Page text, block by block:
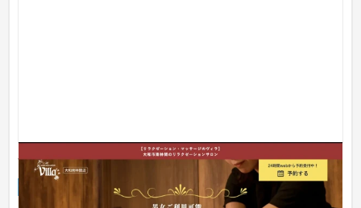
villa大和グループ集客用LP
ランディングページ 整体・整骨院 31〜50万円